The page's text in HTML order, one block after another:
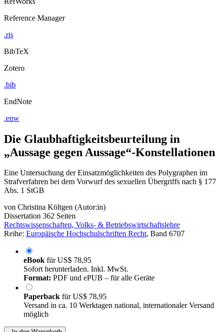
Die Glaubhaftigkeitsbeurteilung in
„Aussage gegen Aussage“-Konstellationen
Eine Untersuchung der Einsatzmöglichkeiten des Polygraphen im
Strafverfahren bei dem Vorwurf des sexuellen Übergriffs nach § 177
vonChristina Költgen (Autor:in)
Dissertation 362 Seiten
Rechtswissenschaften, Volks- & Betriebswirtschaftslehre
eBookfürUS$ 78,95
Sofort herunterladen. Inkl. MwSt.
Format:
PaperbackfürUS$ 78,95
Versand in ca. 10 Werktagen national, internationaler Versand